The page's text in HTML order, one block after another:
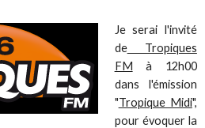
Je serai l'invité
deTropiques
FM à 12h00
dans l'émission
"Tropique Midi",
pour évoquer la